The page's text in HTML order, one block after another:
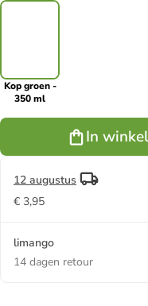
Kop groen -
350 ml
In
12 augustus
€ 3,95
limango
14 dagen retour